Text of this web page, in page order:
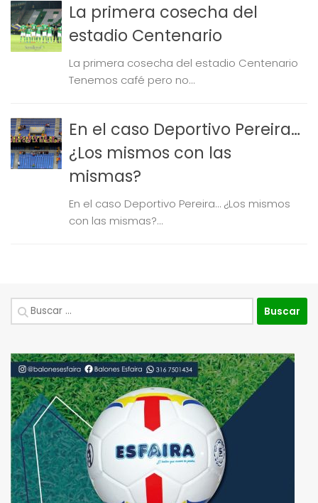
La primera cosecha del
estadio Centenario
La primera cosecha del estadio Centenario
Tenemos café pero no...
En el caso Deportivo Pereira…
¿Los mismos con las
mismas?
En el caso Deportivo Pereira… ¿Los mismos
con las mismas?...
Buscar: